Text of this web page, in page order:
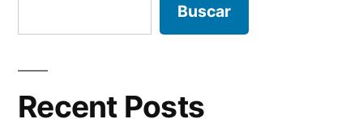
Buscar
Recent Posts